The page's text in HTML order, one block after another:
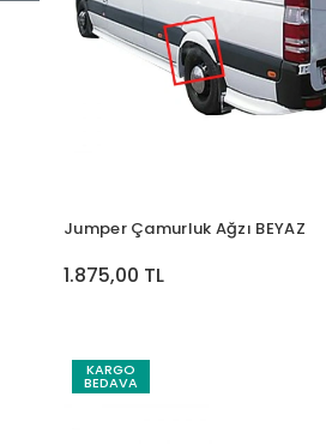
Jumper Çamurluk Ağzı BEYAZ
1.875,00 TL
KARGO
BEDAVA